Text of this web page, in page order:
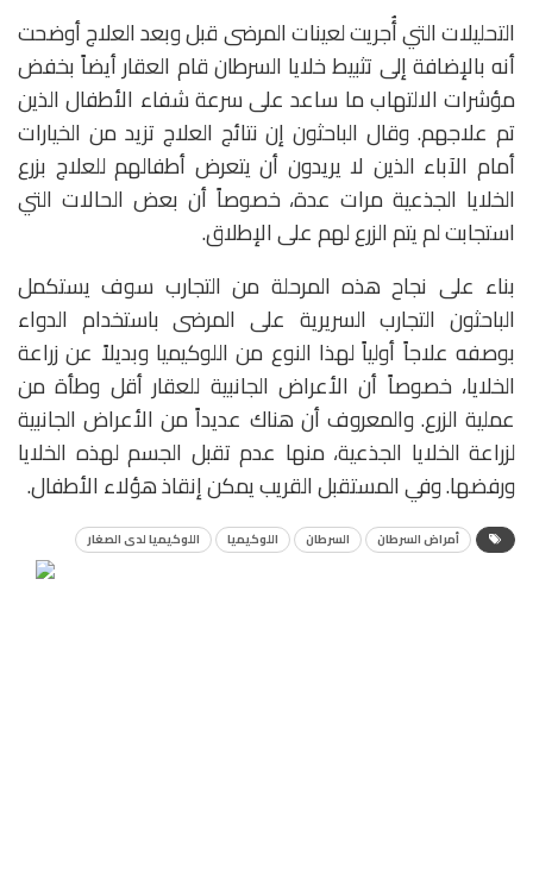
التحليلات التي أُجريت لعينات المرضى قبل وبعد العلاج أوضحت
أنه بالإضافة إلى تثبيط خلايا السرطان قام العقار أيضاً بخفض
مؤشرات الالتهاب ما ساعد على سرعة شفاء الأطفال الذين
تم علاجهم. وقال الباحثون إن نتائج العلاج تزيد من الخيارات
أمام الآباء الذين لا يريدون أن يتعرض أطفالهم للعلاج بزرع
الخلايا الجذعية مرات عدة، خصوصاً أن بعض الحالات التي
استجابت لم يتم الزرع لهم على الإطلاق.
بناء على نجاح هذه المرحلة من التجارب سوف يستكمل
الباحثون التجارب السريرية على المرضى باستخدام الدواء
بوصفه علاجاً أولياً لهذا النوع من اللوكيميا وبديلاً عن زراعة
الخلايا، خصوصاً أن الأعراض الجانبية للعقار أقل وطأة من
عملية الزرع. والمعروف أن هناك عديداً من الأعراض الجانبية
لزراعة الخلايا الجذعية، منها عدم تقبل الجسم لهذه الخلايا
ورفضها. وفي المستقبل القريب يمكن إنقاذ هؤلاء الأطفال.
أمراض السرطان السرطان اللوكيميا اللوكيميا لدى الصغار